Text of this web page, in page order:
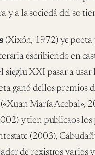
y a la sociedá del so
(Xixón, 1972) ye poeta
escribiendo en
sieglu XXI pasar a usar
ganó dellos premios
María Acebal»,
y tien publicaos los
(2003),
de rexistros varios y